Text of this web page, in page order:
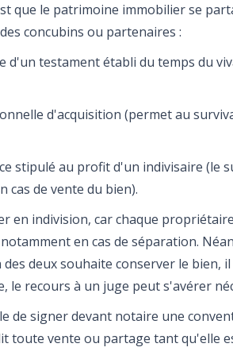
que le patrimoine immobilier se
concubins ou partenaires :
d'un testament établi du temps du
d'acquisition (permet au
stipulé au profit d'un indivisaire (le
de vente du bien).
en indivision, car chaque
en cas de séparation.
deux souhaite conserver le bien,
le recours à un juge peut s'avérer
de signer devant notaire une
toute vente ou partage tant qu'elle